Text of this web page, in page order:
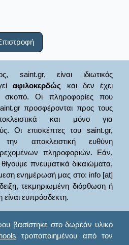
saint.gr, είναι ιδιωτικός
αφιλοκερδώς και δεν έχει
σκοπό. Οι πληροφορίες που
προσφέρονται προς τους
και μόνο για
Οι επισκέπτες του saint.gr,
αποκλειστική ευθύνη
πληροφοριών. Εάν,
πνευματικά δικαιώματα,
ενημέρωσή μας στο: info [at]
τεκμηριωμένη διόρθωση ή
ευπρόσδεκτη.
βασίστηκε στο δωρεάν υλικό
τροποποιημένου από τον